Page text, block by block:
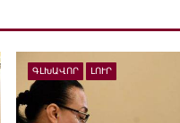
ԳԼԽԱՎՈՐ ԼՈՒՐ